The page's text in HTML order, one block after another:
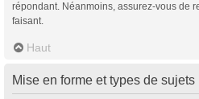
répondant. Néanmoins, assurez-vous de
faisant.
Haut
Mise en forme et types de sujets